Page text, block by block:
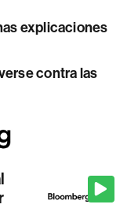
explicaciones
contra las